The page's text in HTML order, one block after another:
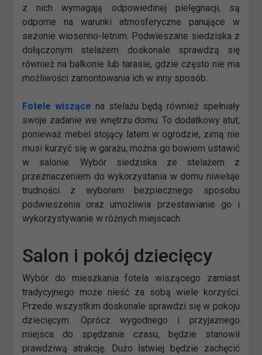
z nich wymagają odpowiedinej pielęgnacji, są
odporne na warunki atmosferyczne panujące w
sezonie wiosenno-letnim. Podwieszane siedziska z
dołączonym stelażem doskonale sprawdzą się
również na balkonie lub tarasie, gdzie często nie ma
możliwości zamontowania ich w inny sposób.
Fotele wiszące na stelażu będą również spełniały
swoje zadanie we wnętrzu domu. To dodatkowy atut,
ponieważ mebel stojący latem w ogrodzie, zimą nie
musi kurzyć się w garażu, można go bowiem ustawić
w salonie. Wybór siedziska ze stelażem z
przeznaczeniem do wykorzystania w domu niweluje
trudności z wyborem bezpiecznego sposobu
podwieszenia oraz umożliwia przestawianie go i
wykorzystywanie w różnych miejscach.
Salon i pokój dziecięcy
Wybór do mieszkania fotela wiszącego zamiast
tradycyjnego może nieść za sobą wiele korzyści.
Przede wszystkim doskonale sprawdzi się w pokoju
dziecięcym. Oprócz wygodnego i przyjaznego
miejsca do spędzania czasu, będzie stanowił
prawdziwą atrakcję. Dużo łatwiej będzie zachęcić